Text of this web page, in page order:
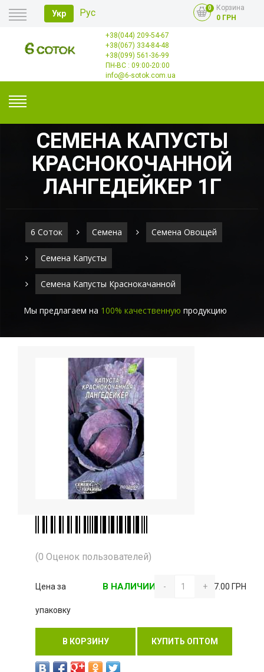
Укр Рус 0
Корзина
0 ГРН
Главная
Оплата
Доставка
+38(044) 209-54-67
+38(067) 334-84-48
+38(099) 561-36-99
ПН-ВС : 09:00-20:00
info@6-sotok.com.ua
СЕМЕНА КАПУСТЫ
КРАСНОКОЧАННОЙ
ЛАНГЕДЕЙКЕР 1Г
6 Соток Семена Семена Овощей
Семена Капусты
Семена Капусты Краснокачанной
Мы предлагаем на 100% качественную продукцию
(0 Оценок пользователей)
Цена за
упаковку
В НАЛИЧИИ - + 7.00 ГРН
В КОРЗИНУ КУПИТЬ ОПТОМ